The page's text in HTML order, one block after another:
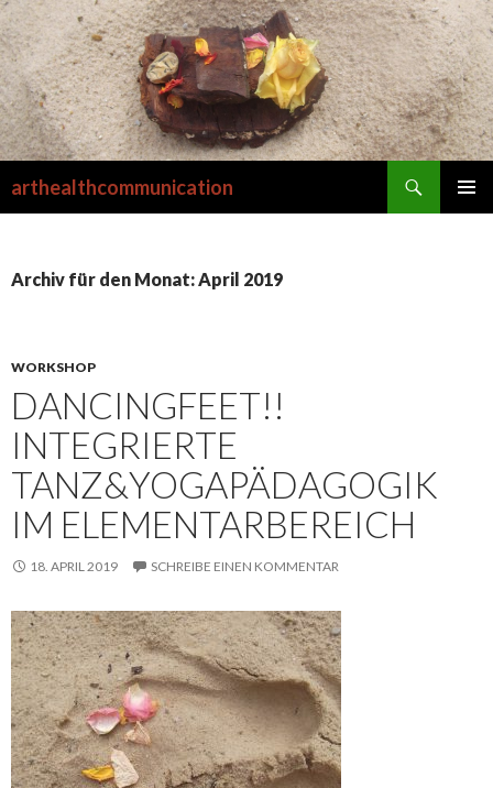
arthealthcommunication
Archiv für den Monat: April 2019
WORKSHOP
DANCINGFEET!!
INTEGRIERTE
TANZ&YOGAPÄDAGOGIK
IM ELEMENTARBEREICH
18. APRIL 2019 SCHREIBE EINEN KOMMENTAR